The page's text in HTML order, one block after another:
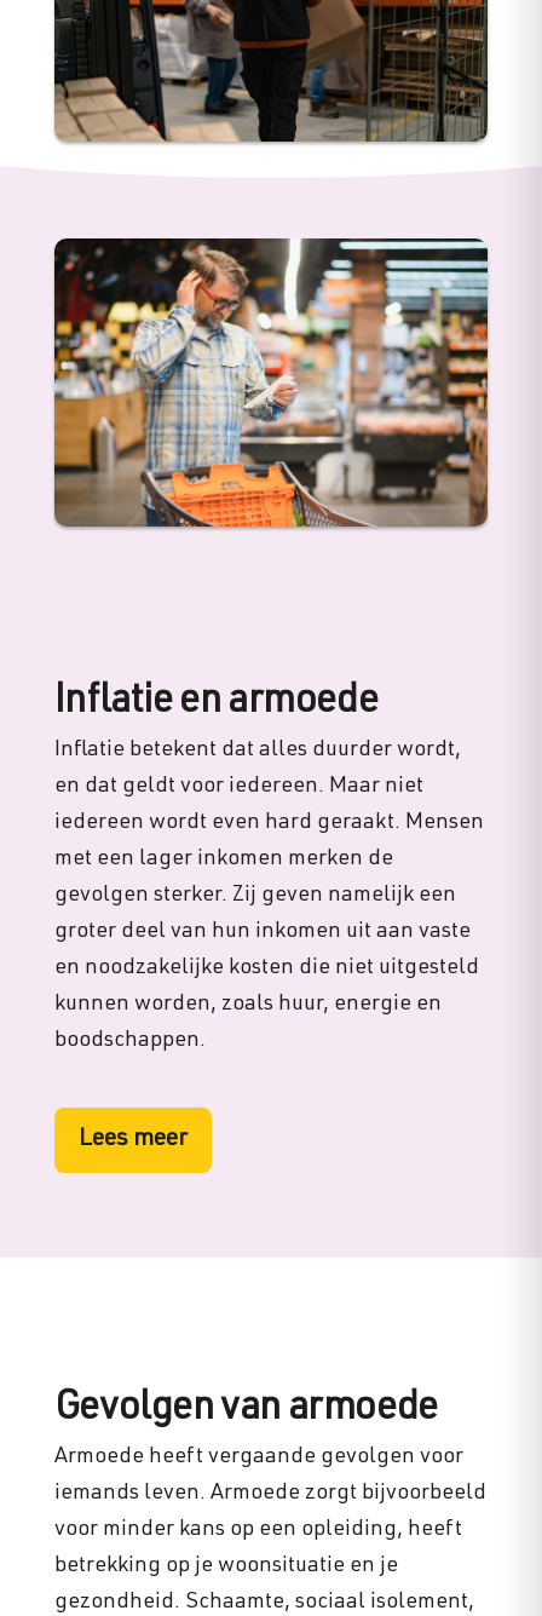
Inflatie en armoede
Inflatie betekent dat alles duurder wordt,
en dat geldt voor iedereen. Maar niet
iedereen wordt even hard geraakt. Mensen
met een lager inkomen merken de
gevolgen sterker. Zij geven namelijk een
groter deel van hun inkomen uit aan vaste
en noodzakelijke kosten die niet uitgesteld
kunnen worden, zoals huur, energie en
boodschappen.
Lees meer
Gevolgen van armoede
Armoede heeft vergaande gevolgen voor
iemands leven. Armoede zorgt bijvoorbeeld
voor minder kans op een opleiding, heeft
betrekking op je woonsituatie en je
gezondheid. Schaamte, sociaal isolement,